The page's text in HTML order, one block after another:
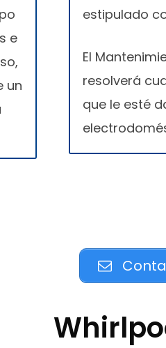
e
un
estipulado
El
resolverá
que le esté